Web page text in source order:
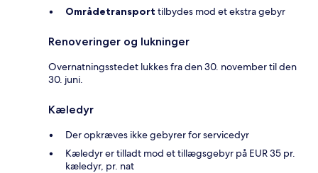
Områdetransport tilbydes mod et ekstra gebyr
Renoveringer og lukninger
Overnatningsstedet lukkes fra den 30. november til den
30. juni.
Kæledyr
Der opkræves ikke gebyrer for servicedyr
Kæledyr er tilladt mod et tillægsgebyr på EUR 35 pr.
kæledyr, pr. nat